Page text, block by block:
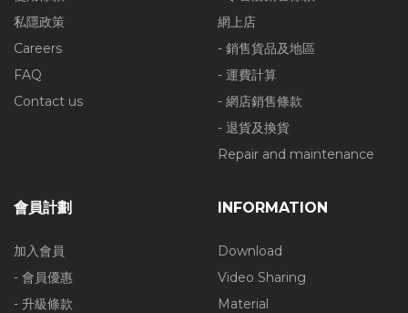
私隱政策
Careers
FAQ
Contact us
網上店
- 銷售貨品及地區
- 運費計算
- 網店銷售條款
- 退貨及換貨
Repair and maintenance
會員計劃
加入會員
- 會員優惠
- 升級條款
INFORMATION
Download
Video Sharing
Material